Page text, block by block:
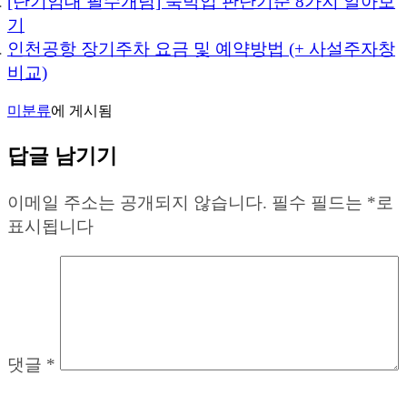
기
인천공항 장기주차 요금 및 예약방법 (+ 사설주자창
비교)
미분류에 게시됨
답글 남기기
이메일 주소는 공개되지 않습니다. 필수 필드는 *로
표시됩니다
댓글 *